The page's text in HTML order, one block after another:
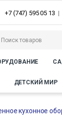
+7 (747) 595 05 13
ДЕТСКИЙ МИР
кухонное